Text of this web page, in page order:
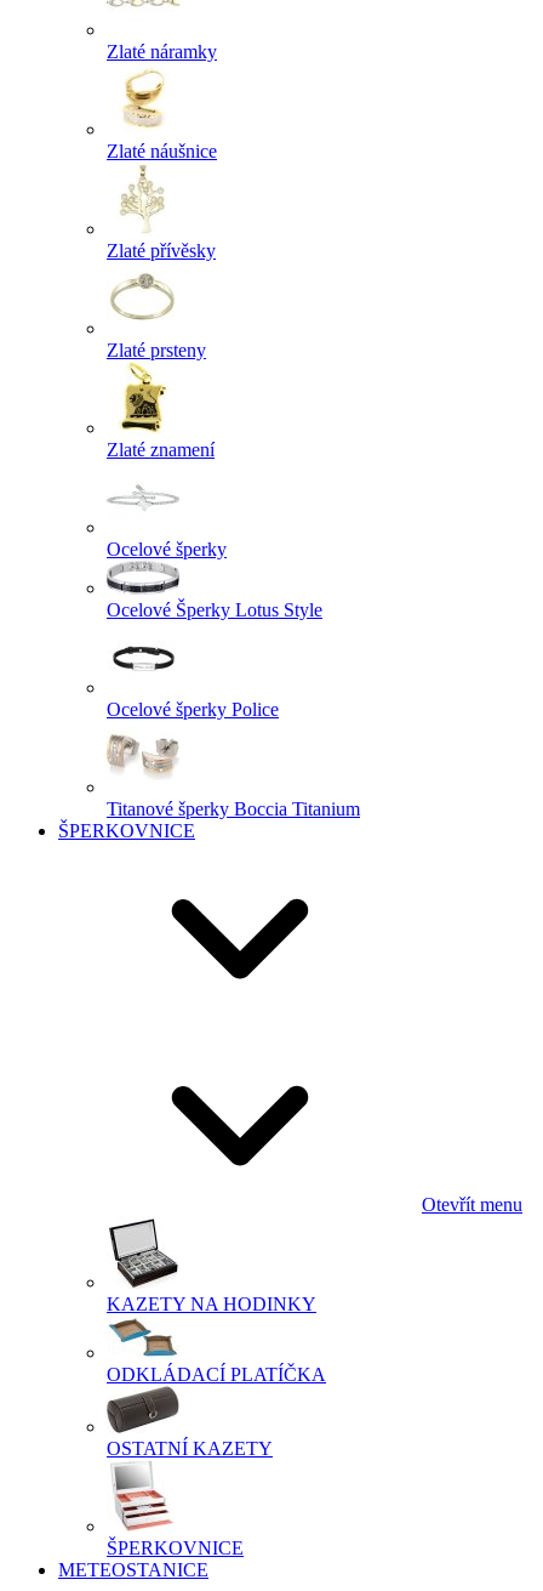
Zlaté náramky
Zlaté náušnice
Zlaté přívěsky
Zlaté prsteny
Zlaté znamení
Ocelové šperky
Ocelové Šperky Lotus Style
Ocelové šperky Police
Titanové šperky Boccia Titanium
ŠPERKOVNICE
Otevřít menu
KAZETY NA HODINKY
ODKLÁDACÍ PLATÍČKA
OSTATNÍ KAZETY
ŠPERKOVNICE
METEOSTANICE